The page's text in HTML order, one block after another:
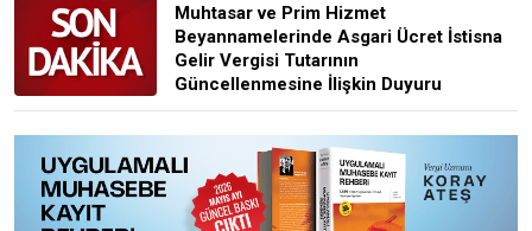
Muhtasar ve Prim Hizmet
Beyannamelerinde Asgari Ücret İstisna
Gelir Vergisi Tutarının
Güncellenmesine İlişkin Duyuru